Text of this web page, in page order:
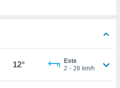
12°
Este
2 - 28 km/h